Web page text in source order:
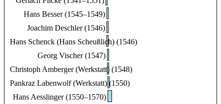
Hans Besser (1545–1549)
Joachim Deschler (1546)
Hans Schenck (Hans Scheußlich) (1546)
Georg Vischer (1547)
Christoph Amberger (Werkstatt) (1548)
Pankraz Labenwolf (Werkstatt) (1550)
Hans Aesslinger (1550–1570)